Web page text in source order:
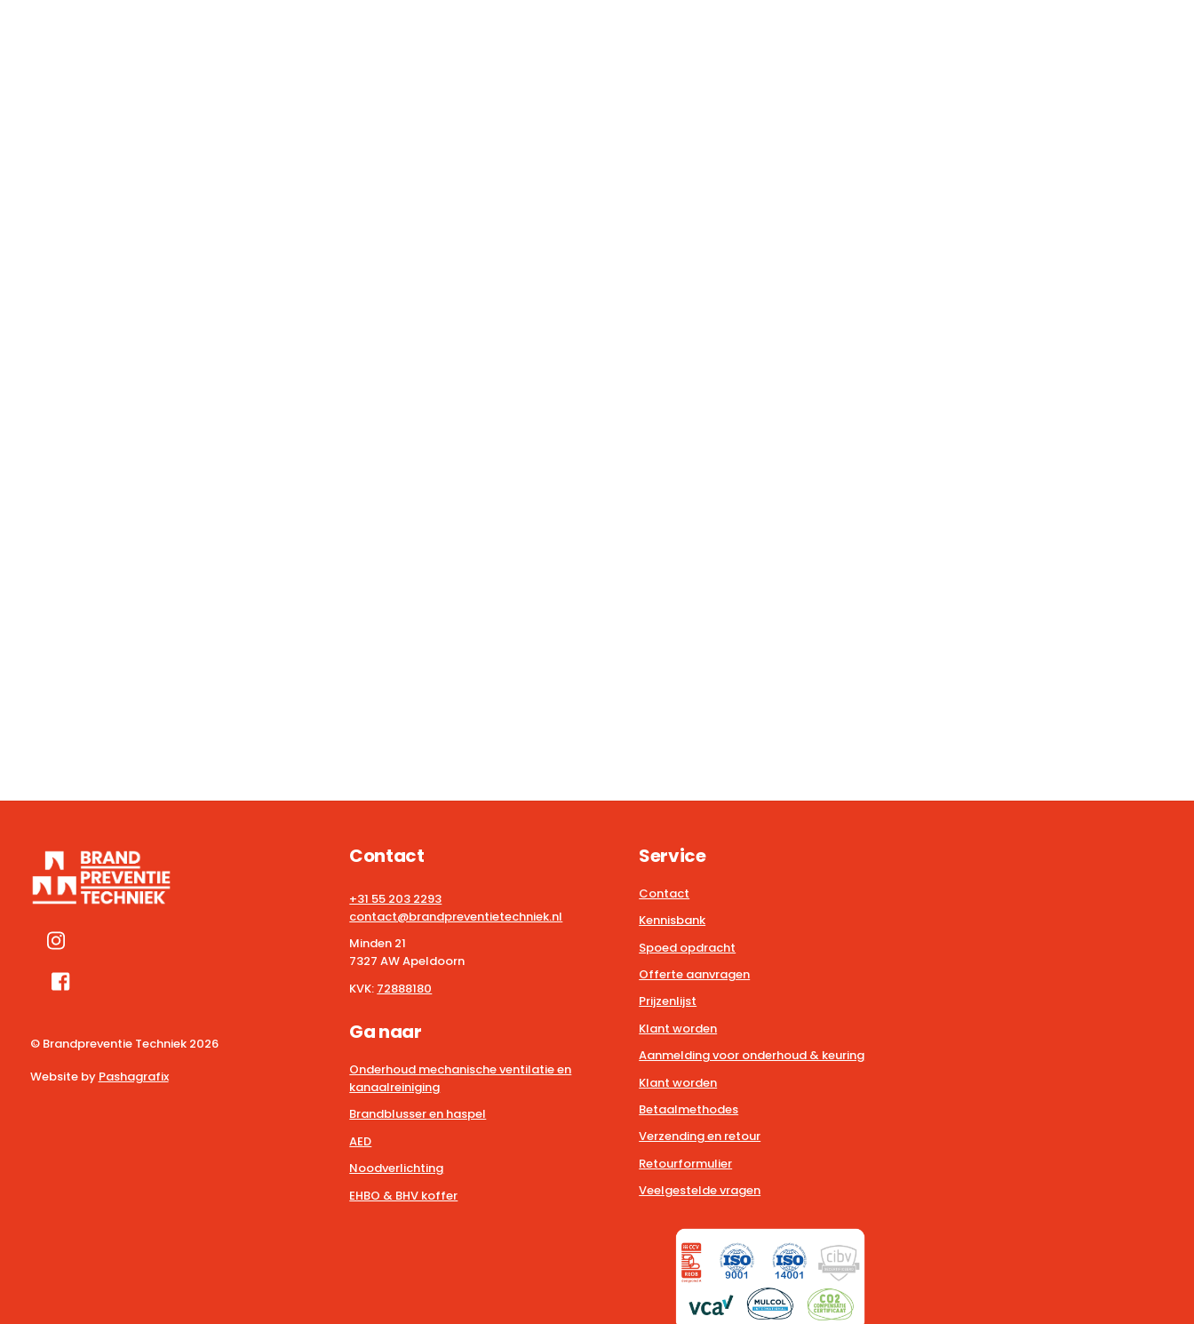
© Brandpreventie Techniek 2026
Website by Pashagrafix
Contact
+31 55 203 2293
contact@brandpreventietechniek.nl
Minden 21
7327 AW Apeldoorn
KVK: 72888180
Ga naar
Onderhoud mechanische ventilatie en
kanaalreiniging
Brandblusser en haspel
AED
Noodverlichting
EHBO & BHV koffer
Service
Contact
Kennisbank
Spoed opdracht
Offerte aanvragen
Prijzenlijst
Klant worden
Aanmelding voor onderhoud & keuring
Klant worden
Betaalmethodes
Verzending en retour
Retourformulier
Veelgestelde vragen